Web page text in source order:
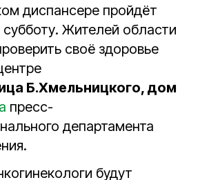
диспансере пройдёт
Жителей области
своё здоровье
Б.Хмельницкого, дом
пресс-
департамента
будут